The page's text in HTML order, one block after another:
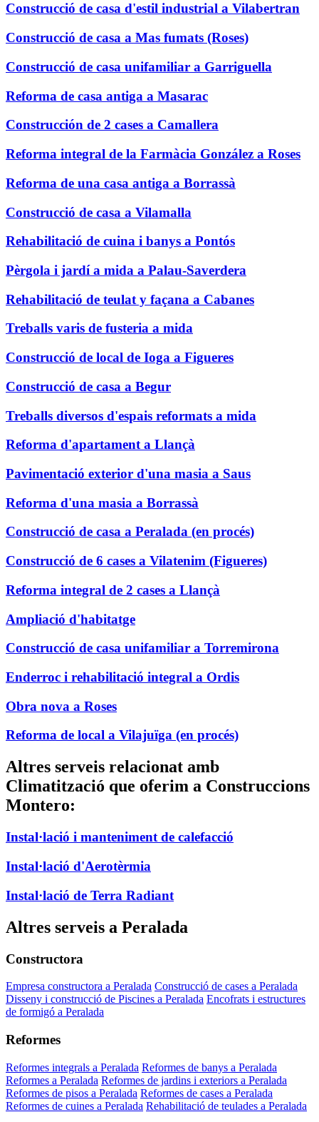
Construcció de casa d'estil industrial a Vilabertran
Construcció de casa a Mas fumats (Roses)
Construcció de casa unifamiliar a Garriguella
Reforma de casa antiga a Masarac
Construcción de 2 cases a Camallera
Reforma integral de la Farmàcia González a Roses
Reforma de una casa antiga a Borrassà
Construcció de casa a Vilamalla
Rehabilitació de cuina i banys a Pontós
Pèrgola i jardí a mida a Palau-Saverdera
Rehabilitació de teulat y façana a Cabanes
Treballs varis de fusteria a mida
Construcció de local de Ioga a Figueres
Construcció de casa a Begur
Treballs diversos d'espais reformats a mida
Reforma d'apartament a Llançà
Pavimentació exterior d'una masia a Saus
Reforma d'una masia a Borrassà
Construcció de casa a Peralada (en procés)
Construcció de 6 cases a Vilatenim (Figueres)
Reforma integral de 2 cases a Llançà
Ampliació d'habitatge
Construcció de casa unifamiliar a Torremirona
Enderroc i rehabilitació integral a Ordis
Obra nova a Roses
Reforma de local a Vilajuïga (en procés)
Altres serveis relacionat amb
Climatització que oferim a Construccions
Montero:
Instal·lació i manteniment de calefacció
Instal·lació d'Aerotèrmia
Instal·lació de Terra Radiant
Altres serveis a Peralada
Constructora
Empresa constructora a Peralada Construcció de cases a Peralada
Disseny i construcció de Piscines a Peralada Encofrats i estructures
de formigó a Peralada
Reformes
Reformes integrals a Peralada Reformes de banys a Peralada
Reformes a Peralada Reformes de jardins i exteriors a Peralada
Reformes de pisos a Peralada Reformes de cases a Peralada
Reformes de cuines a Peralada Rehabilitació de teulades a Peralada